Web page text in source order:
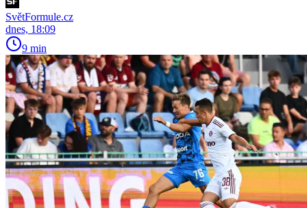
SvětFormule.cz
dnes, 18:09
9 min